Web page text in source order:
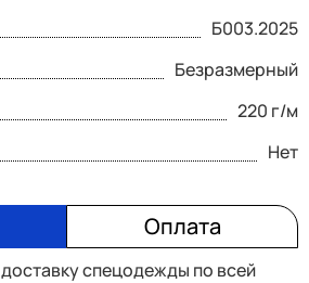
Б003.2025
Безразмерный
220 г/м
Нет
Оплата
спецодежды по всей